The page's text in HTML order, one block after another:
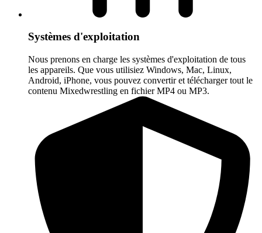
Systèmes d'exploitation
Nous prenons en charge les systèmes d'exploitation de tous
les appareils. Que vous utilisiez Windows, Mac, Linux,
Android, iPhone, vous pouvez convertir et télécharger tout le
contenu Mixedwrestling en fichier MP4 ou MP3.